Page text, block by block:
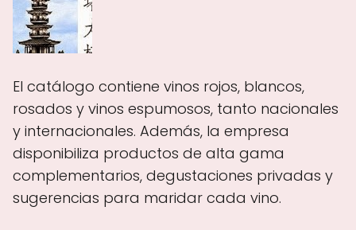
El catálogo contiene vinos rojos, blancos,
rosados y vinos espumosos, tanto nacionales
y internacionales. Además, la empresa
disponibiliza productos de alta gama
complementarios, degustaciones privadas y
sugerencias para maridar cada vino.